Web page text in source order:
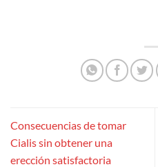
Consecuencias de tomar
Cialis sin obtener una
erección satisfactoria